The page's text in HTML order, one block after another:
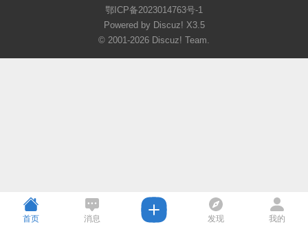
鄂ICP备2023014763号-1
Powered by Discuz! X3.5
© 2001-2026 Discuz! Team.
首页 消息 发现 我的